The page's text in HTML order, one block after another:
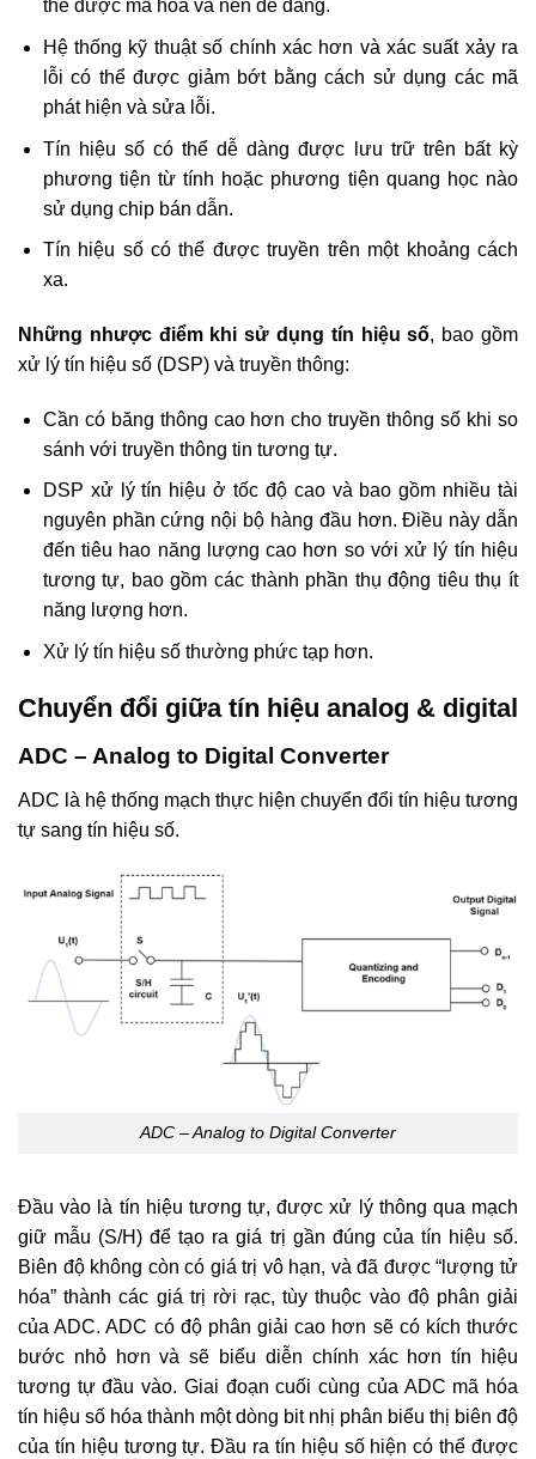
thể được mã hóa và nén dễ dàng.
Hệ thống kỹ thuật số chính xác hơn và xác suất xảy ra
lỗi có thể được giảm bớt bằng cách sử dụng các mã
phát hiện và sửa lỗi.
Tín hiệu số có thể dễ dàng được lưu trữ trên bất kỳ
phương tiện từ tính hoặc phương tiện quang học nào
sử dụng chip bán dẫn.
Tín hiệu số có thể được truyền trên một khoảng cách
xa.
Những nhược điểm khi sử dụng tín hiệu số, bao gồm
xử lý tín hiệu số (DSP) và truyền thông:
Cần có băng thông cao hơn cho truyền thông số khi so
sánh với truyền thông tin tương tự.
DSP xử lý tín hiệu ở tốc độ cao và bao gồm nhiều tài
nguyên phần cứng nội bộ hàng đầu hơn. Điều này dẫn
đến tiêu hao năng lượng cao hơn so với xử lý tín hiệu
tương tự, bao gồm các thành phần thụ động tiêu thụ ít
năng lượng hơn.
Xử lý tín hiệu số thường phức tạp hơn.
Chuyển đổi giữa tín hiệu analog & digital
ADC – Analog to Digital Converter
ADC là hệ thống mạch thực hiện chuyển đổi tín hiệu tương
tự sang tín hiệu số.
ADC – Analog to Digital Converter
Đầu vào là tín hiệu tương tự, được xử lý thông qua mạch
giữ mẫu (S/H) để tạo ra giá trị gần đúng của tín hiệu số.
Biên độ không còn có giá trị vô hạn, và đã được “lượng tử
hóa” thành các giá trị rời rạc, tùy thuộc vào độ phân giải
của ADC. ADC có độ phân giải cao hơn sẽ có kích thước
bước nhỏ hơn và sẽ biểu diễn chính xác hơn tín hiệu
tương tự đầu vào. Giai đoạn cuối cùng của ADC mã hóa
tín hiệu số hóa thành một dòng bit nhị phân biểu thị biên độ
của tín hiệu tương tự. Đầu ra tín hiệu số hiện có thể được